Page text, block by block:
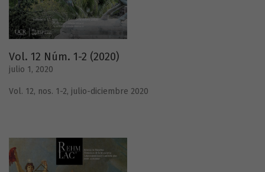
Vol. 12 Núm. 1-2 (2020)
julio 1, 2020
Vol. 12, nos. 1-2, julio-diciembre 2020